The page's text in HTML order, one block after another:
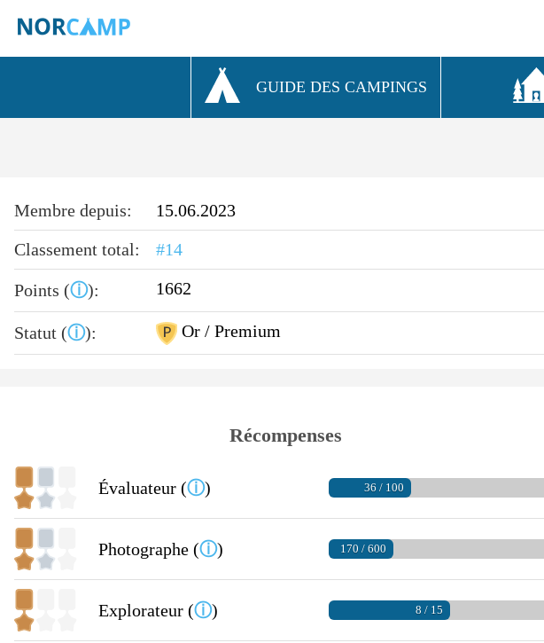
GUIDE DES CAMPINGS
Membre depuis:
15.06.2023
Classement total:
#14
Points (ⓘ): 1662
Statut (ⓘ): Or / Premium
Récompenses
Évaluateur (ⓘ) 36 / 100
Photographe (ⓘ) 170 / 600
Explorateur (ⓘ) 8 / 15